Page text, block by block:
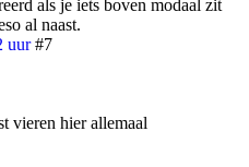
als je iets boven modaal zit
al naast.
uur #7
vieren hier allemaal